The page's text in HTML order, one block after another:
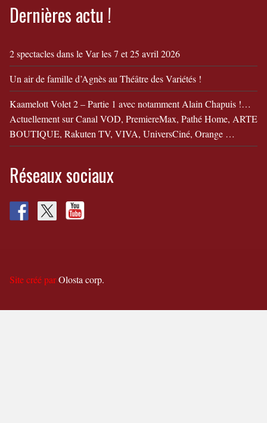
Dernières actu !
2 spectacles dans le Var les 7 et 25 avril 2026
Un air de famille d’Agnès au Théâtre des Variétés !
Kaamelott Volet 2 – Partie 1 avec notamment Alain Chapuis !…
Actuellement sur Canal VOD, PremiereMax, Pathé Home, ARTE
BOUTIQUE, Rakuten TV, VIVA, UniversCiné, Orange …
Réseaux sociaux
Site créé parOlosta corp.